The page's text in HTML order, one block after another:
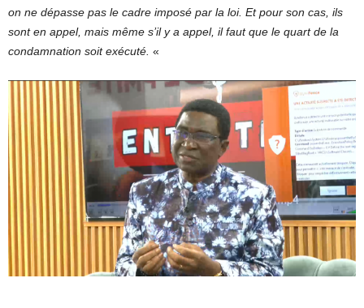
on ne dépasse pas le cadre imposé par la loi. Et pour son cas, ils
sont en appel, mais même s’il y a appel, il faut que le quart de la
condamnation soit exécuté. «